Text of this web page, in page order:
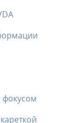
фокусом